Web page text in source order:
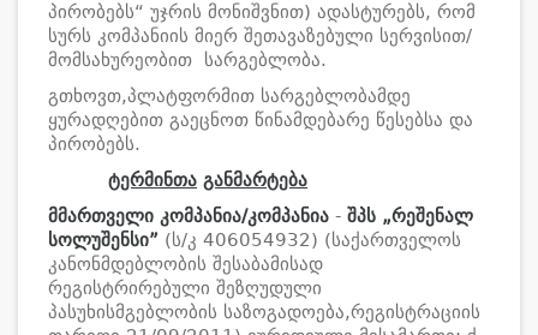
პირობებს“ უჯრის მონიშვნით) ადასტურებს, რომ
სურს კომპანიის მიერ შეთავაზებული სერვისით/
მომსახურეობით სარგებლობა.
გთხოვთ,პლატფორმით სარგებლობამდე
ყურადღებით გაეცნოთ წინამდებარე წესებსა და
პირობებს.
ტერმინთა განმარტება
მმართველი კომპანია/კომპანია - შპს „რეშენალ
სოლუშენსი” (ს/კ 406054932) (საქართველოს
კანონმდებლობის შესაბამისად
რეგისტრირებული შეზღუდული
პასუხისმგებლობის საზოგადოება,რეგისტრაციის